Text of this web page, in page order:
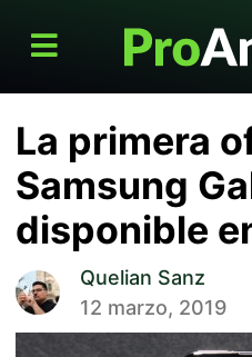
La primera
Samsung
disponible
Quelian Sanz
12 marzo, 2019